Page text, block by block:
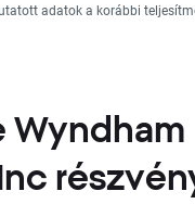
adatok a korábbi
Wyndham